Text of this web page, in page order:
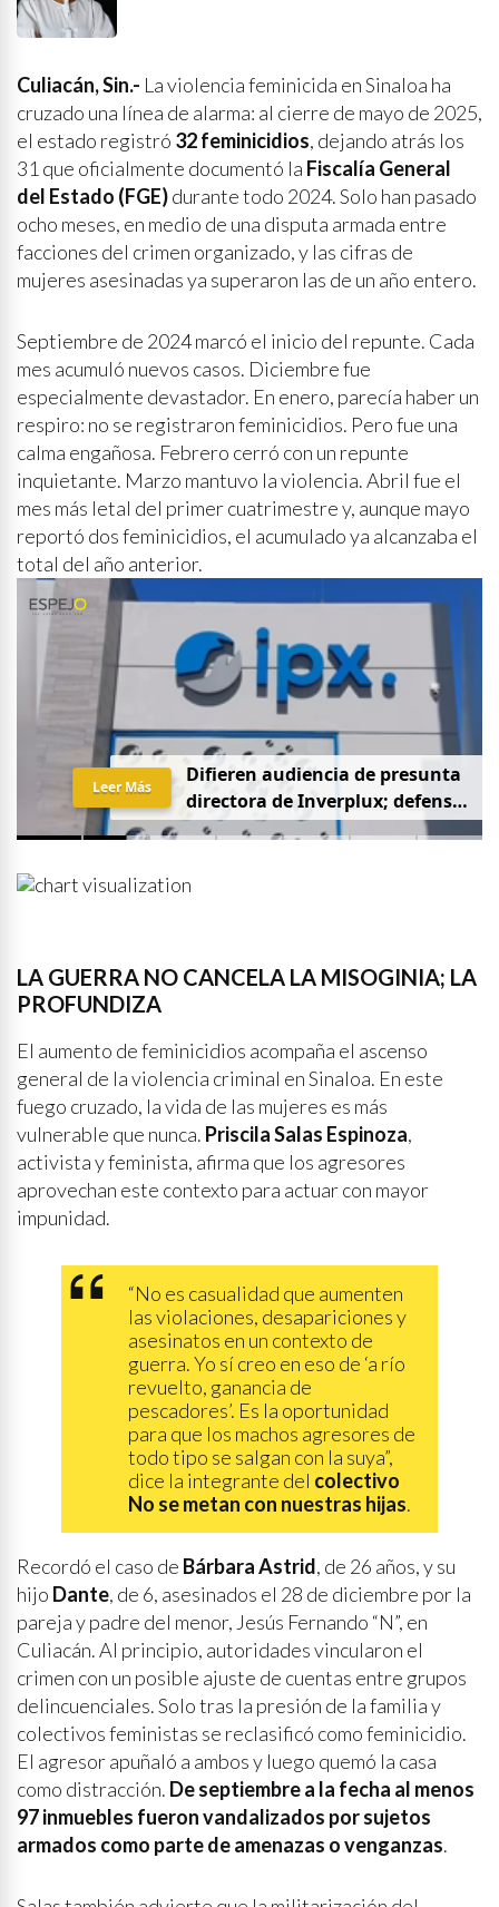
Culiacán, Sin.- La violencia feminicida en Sinaloa ha
cruzado una línea de alarma: al cierre de mayo de 2025,
el estado registró 32 feminicidios, dejando atrás los
31 que oficialmente documentó la Fiscalía General
del Estado (FGE)durante todo 2024. Solo han pasado
ocho meses, en medio de una disputa armada entre
facciones del crimen organizado, y las cifras de
mujeres asesinadas ya superaron las de un año entero.
Septiembre de 2024 marcó el inicio del repunte. Cada
mes acumuló nuevos casos. Diciembre fue
especialmente devastador. En enero, parecía haber un
respiro: no se registraron feminicidios. Pero fue una
calma engañosa. Febrero cerró con un repunte
inquietante. Marzo mantuvo la violencia. Abril fue el
mes más letal del primer cuatrimestre y, aunque mayo
reportó dos feminicidios, el acumulado ya alcanzaba el
total del año anterior.
Difieren audiencia de presunta
directora deInverplux; defensa
pidequeseaprivadaysin
Leer Más
LA GUERRA NO CANCELA LA MISOGINIA; LA
PROFUNDIZA
El aumento de feminicidios acompaña el ascenso
general de la violencia criminal en Sinaloa. En este
fuego cruzado, la vida de las mujeres es más
vulnerable que nunca. Priscila Salas Espinoza,
activista y feminista, afirma que los agresores
aprovechan este contexto para actuar con mayor
impunidad.
“No es casualidad que aumenten
las violaciones, desapariciones y
asesinatos en un contexto de
guerra. Yo sí creo en eso de ‘a río
revuelto, ganancia de
pescadores’. Es la oportunidad
para que los machos agresores de
todo tipo se salgan con la suya”,
dice la integrante del colectivo
No se metan con nuestras hijas.
Recordó el caso de Bárbara Astrid, de 26 años, y su
hijo Dante, de 6, asesinados el 28 de diciembre por la
pareja y padre del menor, Jesús Fernando “N”, en
Culiacán. Al principio, autoridades vincularon el
crimen con un posible ajuste de cuentas entre grupos
delincuenciales. Solo tras la presión de la familia y
colectivos feministas se reclasificó como feminicidio.
El agresor apuñaló a ambos y luego quemó la casa
como distracción. De septiembre a la fecha al menos
97 inmuebles fueron vandalizados por sujetos
armados como parte de amenazas o venganzas.